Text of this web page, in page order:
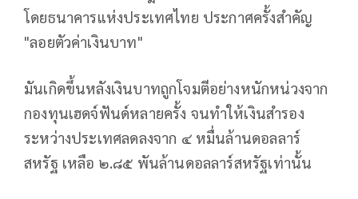
โดยธนาคารแห่งประเทศไทย ประกาศครั้งสำคัญ
"ลอยตัวค่าเงินบาท"
มันเกิดขึ้นหลังเงินบาทถูกโจมตีอย่างหนักหน่วงจาก
กองทุนเฮดจ์ฟันด์หลายครั้ง จนทำให้เงินสำรอง
ระหว่างประเทศลดลงจาก ๔ หมื่นล้านดอลลาร์
สหรัฐ เหลือ ๒.๘๕ พันล้านดอลลาร์สหรัฐเท่านั้น